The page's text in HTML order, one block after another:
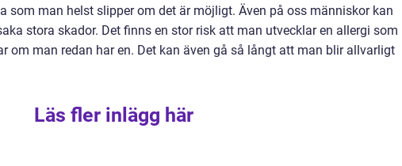
som man helst slipper om det är möjligt. Även på oss människor kan
stora skador. Det finns en stor risk att man utvecklar en allergi som
om man redan har en. Det kan även gå så långt att man blir allvarligt
Läs fler inlägg här